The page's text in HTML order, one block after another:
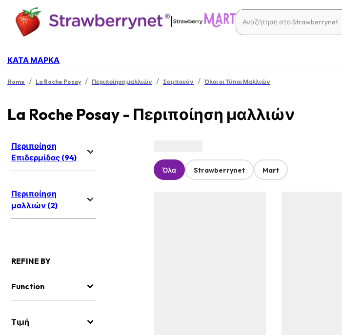
|
ΚΑΤΆ ΜΆΡΚΑ
Home / La Roche Posay / Περιποίηση μαλλιών / Σαμπουάν / Όλοι οι Τύποι Μαλλιών
La Roche Posay - Περιποίηση μαλλιών
Περιποίηση
Επιδερμίδας (94)
Περιποίηση
μαλλιών (2)
REFINE BY
Function
Τιμή
Όλα Strawberrynet Mart